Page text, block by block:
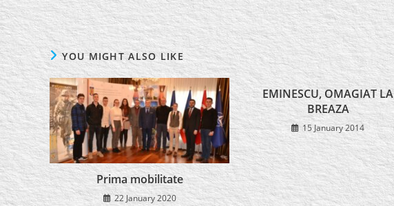
YOU MIGHT ALSO LIKE
Prima mobilitate
22 January 2020
EMINESCU, OMAGIAT LA
BREAZA
15 January 2014